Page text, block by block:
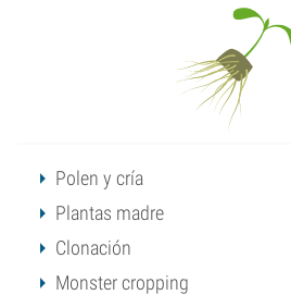
Polen y cría
Plantas madre
Clonación
Monster cropping